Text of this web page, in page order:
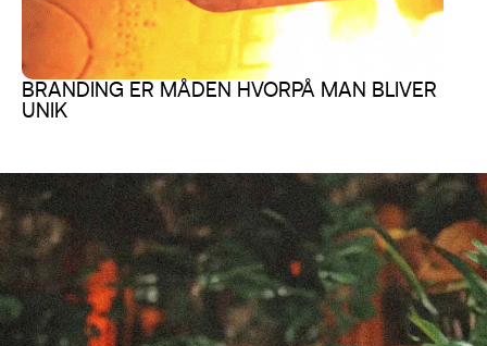
BRANDING ER MÅDEN HVORPÅ MAN BLIVER
UNIK